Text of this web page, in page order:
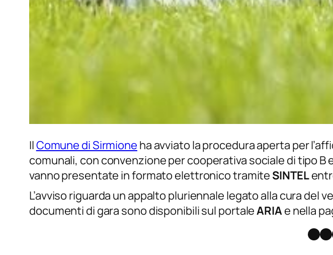
IlComune di Sirmione ha avviato la procedura aperta per
comunali, con convenzione per cooperativa sociale di tipo B
vanno presentate in formato elettronico tramite SINTEL
L’avviso riguarda un appalto pluriennale legato alla cura del
documenti di gara sono disponibili sul portaleARIAe nella